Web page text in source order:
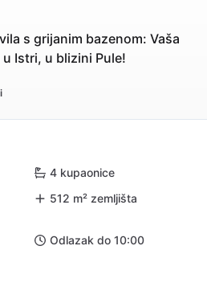
s grijanim bazenom: Vaša
Istri, u blizini Pule!
4 kupaonice
512 m² zemljišta
Odlazak do 10:00